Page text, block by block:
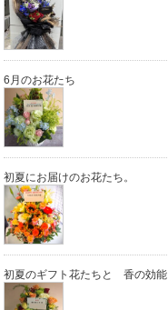
6月のお花たち
初夏にお届けのお花たち。
初夏のギフト花たちと 香の効能